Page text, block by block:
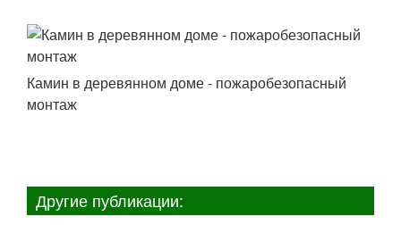
Камин в деревянном доме - пожаробезопасный
монтаж
Другие публикации: